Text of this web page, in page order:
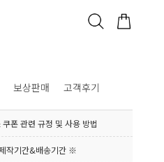
웨딩/다이아 가드링/반지
보상판매 고객후기
폰 관련 규정 및 사용 방법
작기간&배송기간 ※